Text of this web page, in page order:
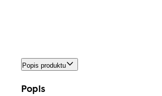
Popis produktu
Popis